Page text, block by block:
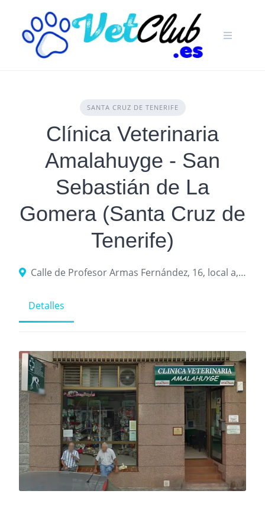
content
SANTA CRUZ DE TENERIFE
Clínica Veterinaria
Amalahuyge - San
Sebastián de La
Gomera (Santa Cruz de
Tenerife)
Calle de Profesor Armas Fernández, 16, local a, 38800 San Sebastián de La Gomera, Santa Cruz de Tenerife, Islas Canarias
Detalles